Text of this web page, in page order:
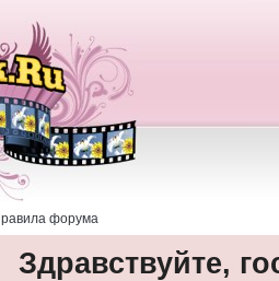
форума
Здравствуйте,